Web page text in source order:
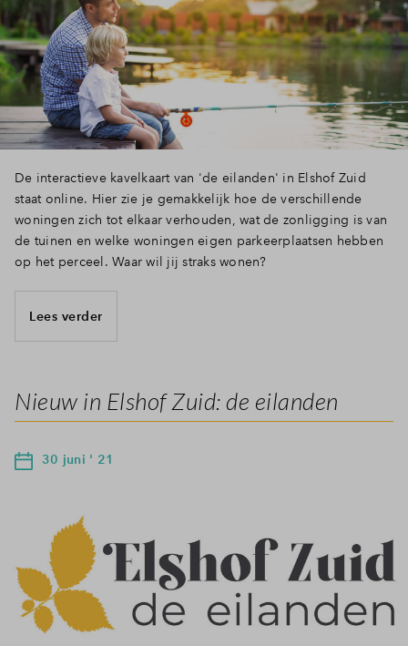
De interactieve kavelkaart van 'de eilanden' in Elshof Zuid
staat online. Hier zie je gemakkelijk hoe de verschillende
woningen zich tot elkaar verhouden, wat de zonligging is van
de tuinen en welke woningen eigen parkeerplaatsen hebben
op het perceel. Waar wil jij straks wonen?
Lees verder
Nieuw in Elshof Zuid: de eilanden
30 juni ' 21